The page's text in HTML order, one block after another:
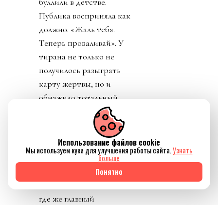
Публика восприняла как
должно. «Жаль тебя.
Теперь проваливай». У
тирана не только не
получилось разыграть
карту жертвы, но и
обнажило тотальный
отрыв диктатора от
реальности. Воистину,
тираны, жулики и
диктаторы так похожи
друг на друга.
День 8. Понедельник. А
где же главный
Использование файлов cookie
Мы используем куки для улучшения работы сайта.Узнать
больше
Понятно